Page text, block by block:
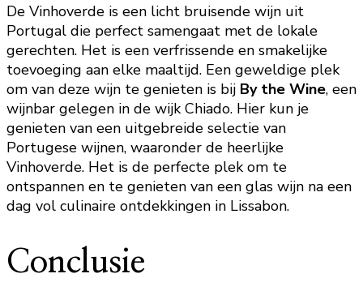
De Vinhoverde is een licht bruisende wijn uit
Portugal die perfect samengaat met de lokale
gerechten. Het is een verfrissende en smakelijke
toevoeging aan elke maaltijd. Een geweldige plek
om van deze wijn te genieten is bij By the Wine, een
wijnbar gelegen in de wijk Chiado. Hier kun je
genieten van een uitgebreide selectie van
Portugese wijnen, waaronder de heerlijke
Vinhoverde. Het is de perfecte plek om te
ontspannen en te genieten van een glas wijn na een
dag vol culinaire ontdekkingen in Lissabon.
Conclusie